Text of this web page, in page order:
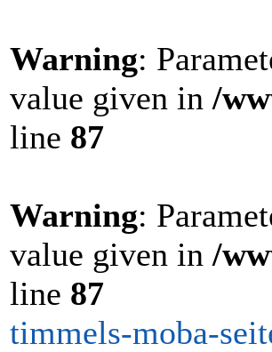
Warning:
value given in /
line 87
Warning:
value given in /
line 87
timmels-moba-